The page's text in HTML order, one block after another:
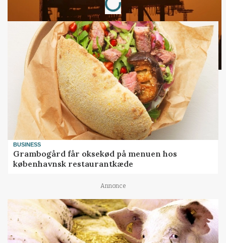
BUSINESS
Grambogård får oksekød på menuen hos
københavnsk restaurantkæde
Annonce